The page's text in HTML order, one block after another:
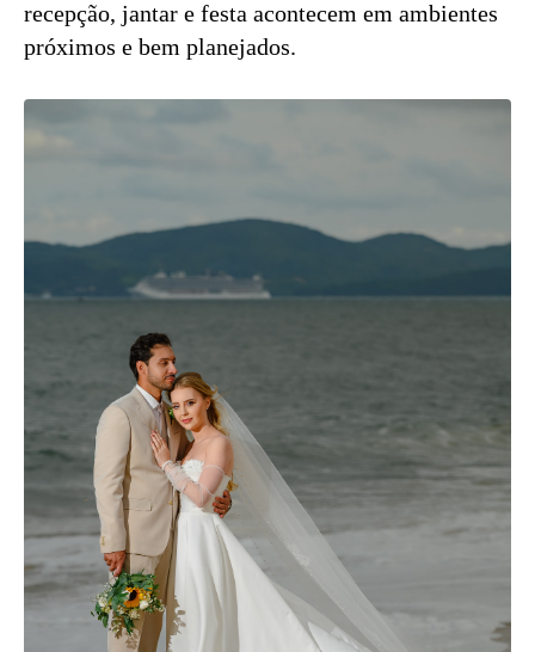
recepção, jantar e festa acontecem em ambientes
próximos e bem planejados.